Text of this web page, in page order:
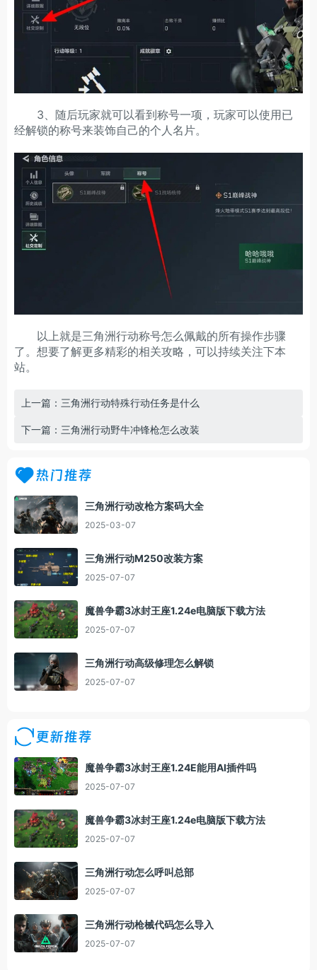
3、随后玩家就可以看到称号一项，玩家可以使用已
经解锁的称号来装饰自己的个人名片。
以上就是三角洲行动称号怎么佩戴的所有操作步骤
了。想要了解更多精彩的相关攻略，可以持续关注下本
站。
上一篇：三角洲行动特殊行动任务是什么
下一篇：三角洲行动野牛冲锋枪怎么改装
热门推荐
三角洲行动改枪方案码大全
2025-03-07
三角洲行动M250改装方案
2025-07-07
魔兽争霸3冰封王座1.24e电脑版下载方法
2025-07-07
三角洲行动高级修理怎么解锁
2025-07-07
更新推荐
魔兽争霸3冰封王座1.24E能用AI插件吗
2025-07-07
魔兽争霸3冰封王座1.24e电脑版下载方法
2025-07-07
三角洲行动怎么呼叫总部
2025-07-07
三角洲行动枪械代码怎么导入
2025-07-07